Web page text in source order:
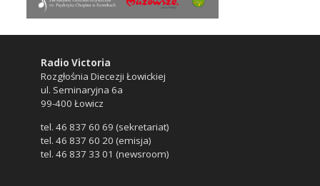
Radio Victoria
Rozgłośnia Diecezji Łowickiej
ul. Seminaryjna 6a
99-400 Łowicz
tel. 46 837 60 69 (sekretariat)
tel. 46 837 60 20 (emisja)
tel. 46 837 33 01 (newsroom)